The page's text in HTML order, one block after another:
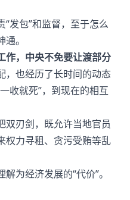
发包”和监督，至于怎么
。
作，中央不免要让渡部分
，也经历了长时间的动态
收就死”，到现在的相互
双刃剑，既允许当地官员
权力寻租、贪污受贿等乱
为经济发展的“代价”。